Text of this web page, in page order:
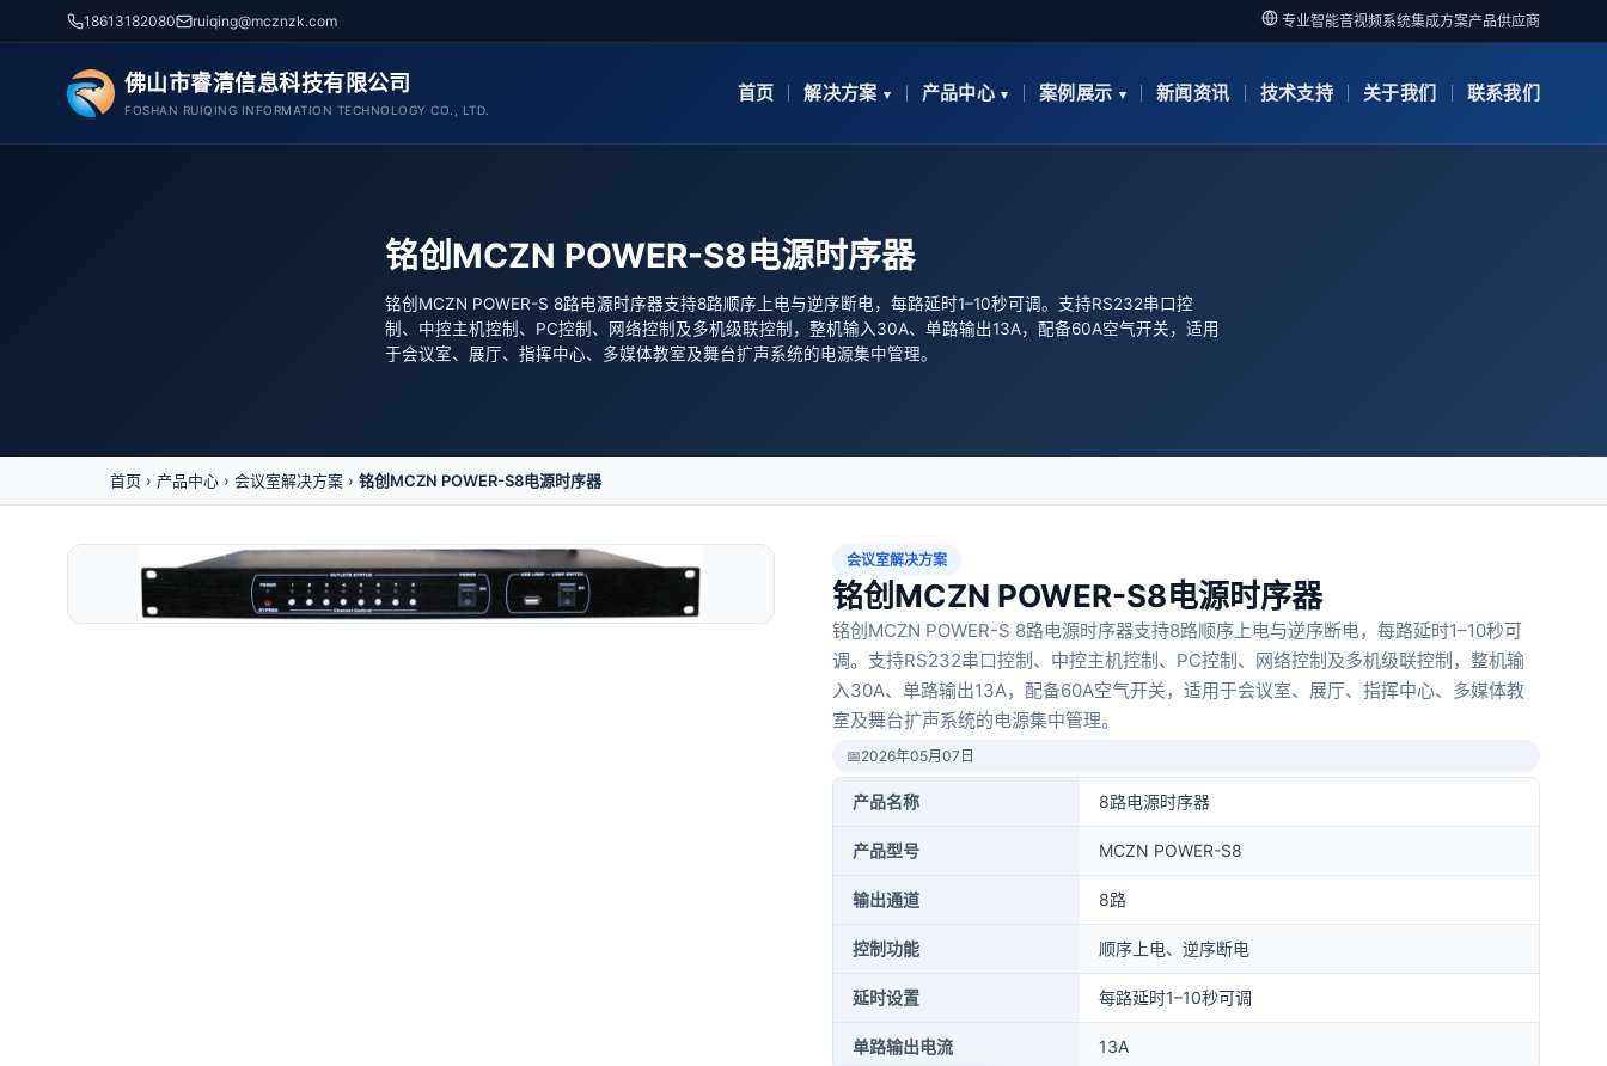
18613182080 ruiqing@mcznzk.com 专业智能音视频系统集成方案产品供应商
佛山市睿清信息科技有限公司
FOSHAN RUIQING INFORMATION TECHNOLOGY CO., LTD.
首页 解决方案 产品中心 案例展示 新闻资讯 技术支持 关于我们 联系我们
铭创MCZN POWER-S8电源时序器
铭创MCZN POWER-S 8路电源时序器支持8路顺序上电与逆序断电，每路延时1–10秒可调。支持RS232串口控
制、中控主机控制、PC控制、网络控制及多机级联控制，整机输入30A、单路输出13A，配备60A空气开关，适用
于会议室、展厅、指挥中心、多媒体教室及舞台扩声系统的电源集中管理。
首页 › 产品中心 › 会议室解决方案 › 铭创MCZN POWER-S8电源时序器
会议室解决方案
铭创MCZN POWER-S8电源时序器
铭创MCZN POWER-S 8路电源时序器支持8路顺序上电与逆序断电，每路延时1–10秒可
调。支持RS232串口控制、中控主机控制、PC控制、网络控制及多机级联控制，整机输
入30A、单路输出13A，配备60A空气开关，适用于会议室、展厅、指挥中心、多媒体教
室及舞台扩声系统的电源集中管理。
📅2026年05月07日
产品名称 8路电源时序器
产品型号 MCZN POWER-S8
输出通道 8路
控制功能 顺序上电、逆序断电
延时设置 每路延时1–10秒可调
单路输出电流 13A